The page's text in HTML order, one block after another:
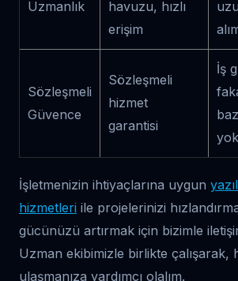
Uzmanlık
havuzu, hızlı
erişim
Sözleşmeli
Güvence
Sözleşmeli
hizmet
garantisi
İş
yok
İşletmenizin ihtiyaçlarına uygun
hizmetleri ile projelerinizi
gücünüzü artırmak için bizimle
Uzman ekibimizle birlikte çalışarak,
ulaşmanıza yardımcı olalım.